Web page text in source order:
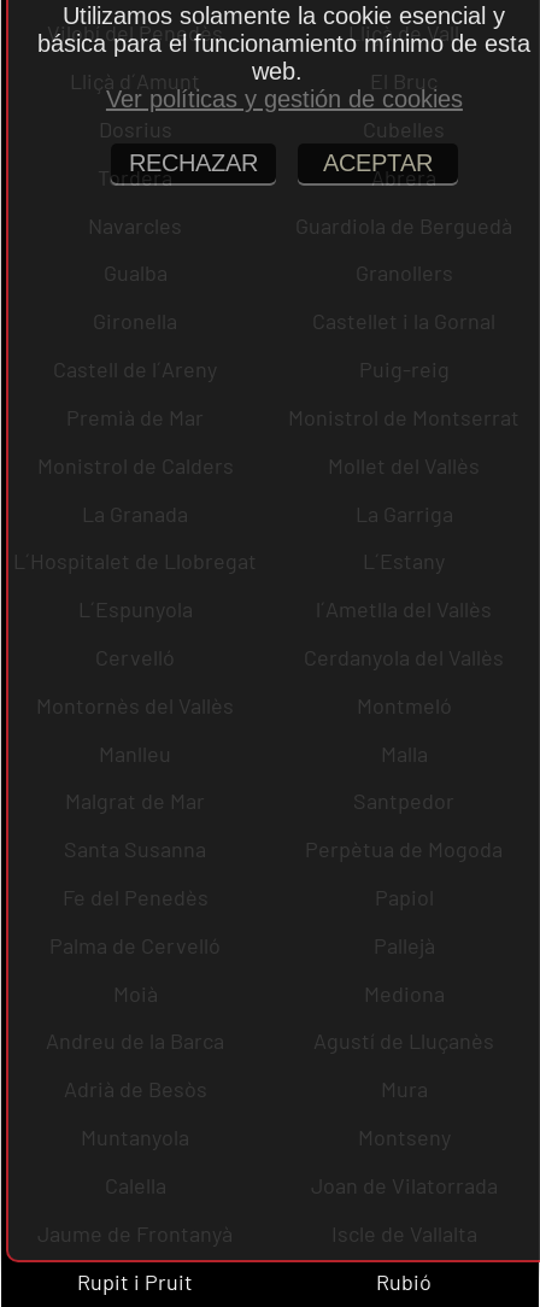
Vilobí del Penedès
Lliçà de Vall
Lliçà d´Amunt
El Bruc
Dosrius
Cubelles
Tordera
Abrera
Navarcles
Guardiola de Berguedà
Gualba
Granollers
Gironella
Castellet i la Gornal
Castell de l´Areny
Puig-reig
Premià de Mar
Monistrol de Montserrat
Monistrol de Calders
Mollet del Vallès
La Granada
La Garriga
L´Hospitalet de Llobregat
L´Estany
L´Espunyola
l´Ametlla del Vallès
Cervelló
Cerdanyola del Vallès
Montornès del Vallès
Montmeló
Manlleu
Malla
Malgrat de Mar
Santpedor
Santa Susanna
Perpètua de Mogoda
Fe del Penedès
Papiol
Palma de Cervelló
Pallejà
Moià
Mediona
Andreu de la Barca
Agustí de Lluçanès
Adrià de Besòs
Mura
Muntanyola
Montseny
Calella
Joan de Vilatorrada
Jaume de Frontanyà
Iscle de Vallalta
Rupit i Pruit
Rubió
Utilizamos solamente la cookie esencial y
básica para el funcionamiento mínimo de esta
web.
Ver políticas y gestión de cookies
RECHAZAR ACEPTAR